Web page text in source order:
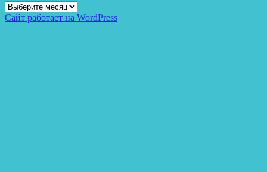
Архивы
Сайт работает на WordPress